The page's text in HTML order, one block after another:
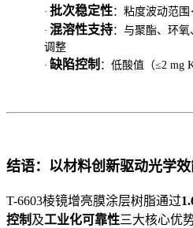
· 批次稳定性：粘度波动范
· 混溶性支持：与聚酯、环
调整
· 缺陷控制 ：低酸值（≤2 mg
结语：以材料创新驱动光学
T-6603棱镜增亮膜涂层树脂通过
控制 及工业化可靠性三大核心优